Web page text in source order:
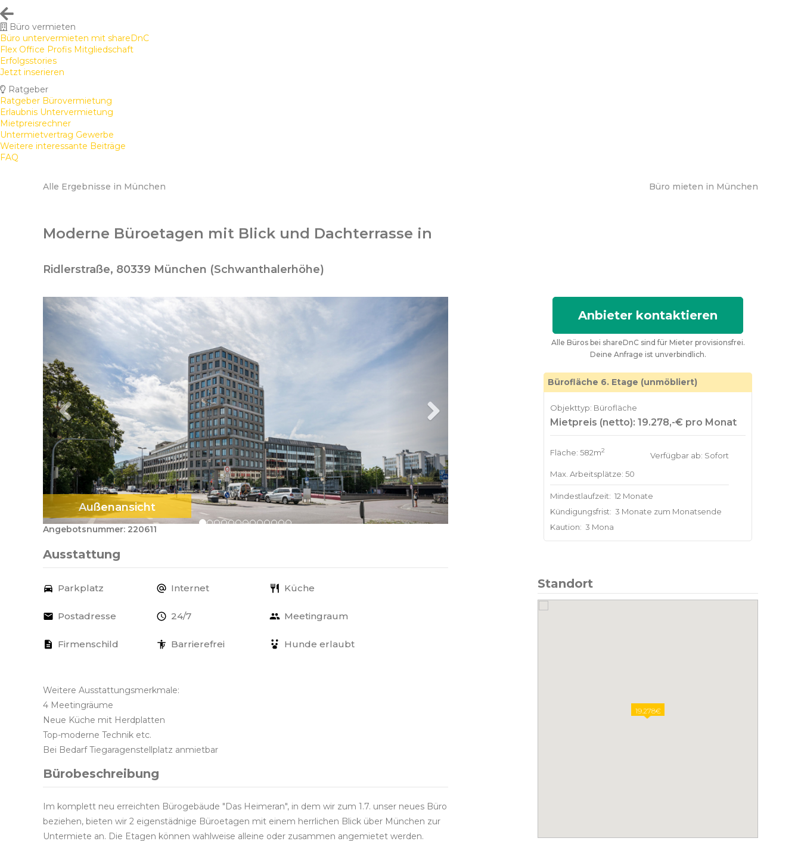
Büro vermieten
Büro untervermieten mit shareDnC
Flex Office Profis Mitgliedschaft
Erfolgsstories
Jetzt inserieren
Ratgeber
Ratgeber Bürovermietung
Erlaubnis Untervermietung
Mietpreisrechner
Untermietvertrag Gewerbe
Weitere interessante Beiträge
FAQ
Alle Ergebnisse in München Büro mieten in München
Moderne Büroetagen mit Blick und Dachterrasse in
Ridlerstraße, 80339 München (Schwanthalerhöhe)
Außenansicht
Angebotsnummer: 220611
Ausstattung
Parkplatz Internet Küche
Postadresse 24/7 Meetingraum
Firmenschild Barrierefrei Hunde erlaubt
Weitere Ausstattungsmerkmale:
4 Meetingräume
Neue Küche mit Herdplatten
Top-moderne Technik etc.
Bei Bedarf Tiegaragenstellplatz anmietbar
Bürobeschreibung
Im komplett neu erreichten Bürogebäude "Das Heimeran", in dem wir zum 1.7. unser neues Büro
beziehen, bieten wir 2 eigenstädnige Büroetagen mit einem herrlichen Blick über München zur
Untermiete an. Die Etagen können wahlweise alleine oder zusammen angemietet werden.
Anbieter kontaktieren
Alle Büros bei shareDnC sind für Mieter provisionsfrei.
Deine Anfrage ist unverbindlich.
Bürofläche 6. Etage (unmöbliert)
Objekttyp: Bürofläche
Mietpreis (netto): 19.278,-€ pro Monat
Fläche: 582m2
Max. Arbeitsplätze: 50
Verfügbar ab: Sofort
Mindestlaufzeit: 12 Monate
Kündigungsfrist: 3 Monate zum Monatsende
Kaution: 3 Mona
Standort
19.278€